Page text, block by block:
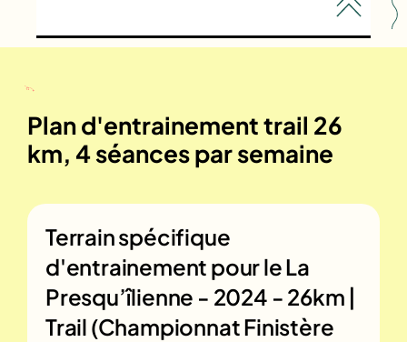
Plan d'entrainement trail 26
km, 4 séances par semaine
Terrain spécifique
d'entrainement pour leLa
Presqu’îlienne - 2024 - 26km |
Trail (Championnat Finistère